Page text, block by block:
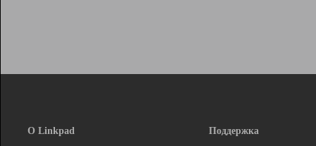
О Linkpad
Поддержка